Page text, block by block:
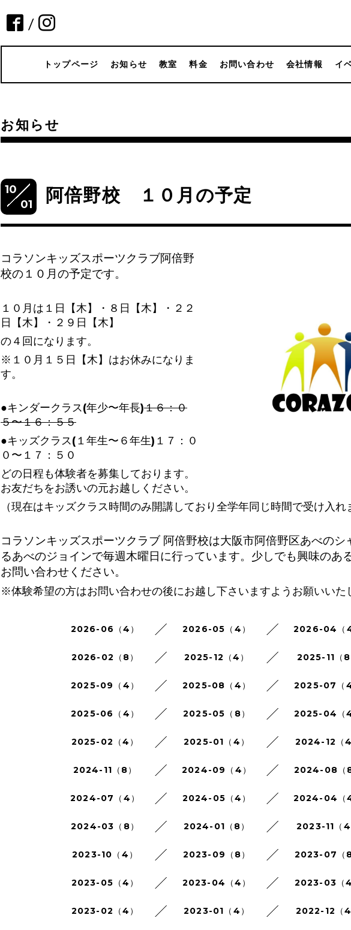
/
トップページ お知らせ 教室 料金 お問い合わせ 会社情報 イ
お知らせ
10
01
阿倍野校 １０月の予定
コラソンキッズスポーツクラブ阿倍野
校の１０ 月の予定です。
１０月は１日【木】・８日【木】・２２
日【木】・２９日【木】
の４回になります。
※１０月１５日【木】はお休みになりま
す。
●キンダークラス(年少〜年長)１６：０
５〜１６：５５
●キッズクラス(１年生〜６年生)１７：０
０〜１７：５０
どの日程も体験者を募集しております。
お友だちをお誘いの元お越しください。
（現在はキッズクラス時間のみ開講しており全学年同じ時間で受け入れ
コラソンキッズスポーツクラブ 阿倍野校は大阪市阿倍野区あべのシ
るあべのジョインで毎週木曜日に行っています。少しでも興味のあ
お問い合わせください。
※体験希望の方はお問い合わせの後にお越し下さいますようお願いいた
2026-06（4） 2026-05（4） 2026-04（
2026-02（8） 2025-12（4） 2025-11（
2025-09（4） 2025-08（4） 2025-07（
2025-06（4） 2025-05（8） 2025-04（
2025-02（4） 2025-01（4） 2024-12（
2024-11（8） 2024-09（4） 2024-08（
2024-07（4） 2024-05（4） 2024-04（
2024-03（8） 2024-01（8） 2023-11（
2023-10（4） 2023-09（8） 2023-07（
2023-05（4） 2023-04（4） 2023-03（
2023-02（4） 2023-01（4） 2022-12（